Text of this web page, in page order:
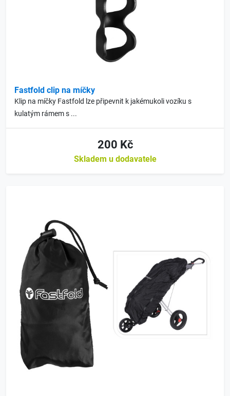
Fastfold clip na míčky
Klip na míčky Fastfold lze připevnit k jakémukoli vozíku s
kulatým rámem s ...
200 Kč
Skladem u dodavatele